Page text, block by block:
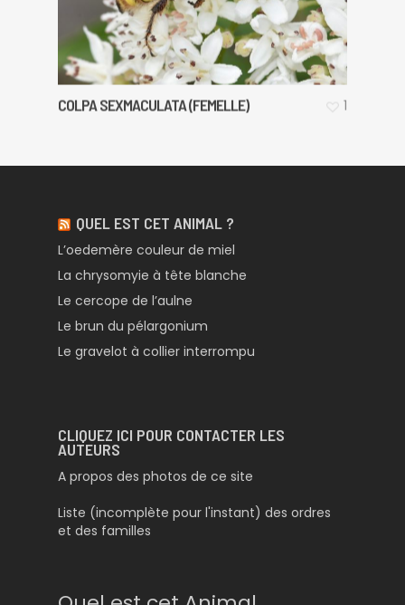
COLPA SEXMACULATA (FEMELLE) 1
QUEL EST CET ANIMAL ?
L’oedemère couleur de miel
La chrysomyie à tête blanche
Le cercope de l’aulne
Le brun du pélargonium
Le gravelot à collier interrompu
CLIQUEZ ICI POUR CONTACTER LES
AUTEURS
A propos des photos de ce site
Liste (incomplète pour l'instant) des ordres
et des familles